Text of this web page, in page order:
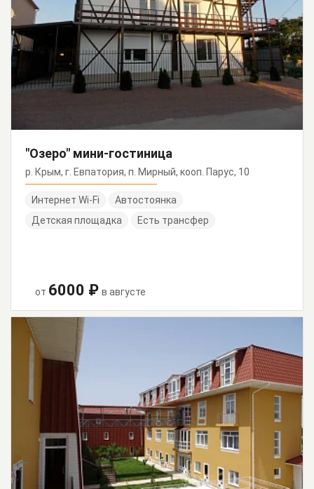
"Озеро" мини-гостиница
р. Крым, г. Евпатория, п. Мирный, кооп. Парус, 10
Интернет Wi-Fi
Автостоянка
Детская площадка
Есть трансфер
от 6000 ₽ в августе